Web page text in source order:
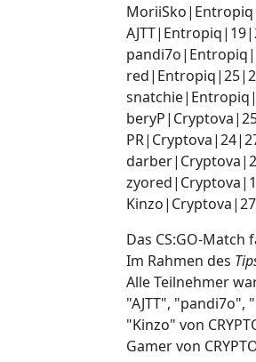
Das CS:GO-Match
Im Rahmen des
Alle Teilnehmer
"AJTT",
"Kinzo" von
Gamer von